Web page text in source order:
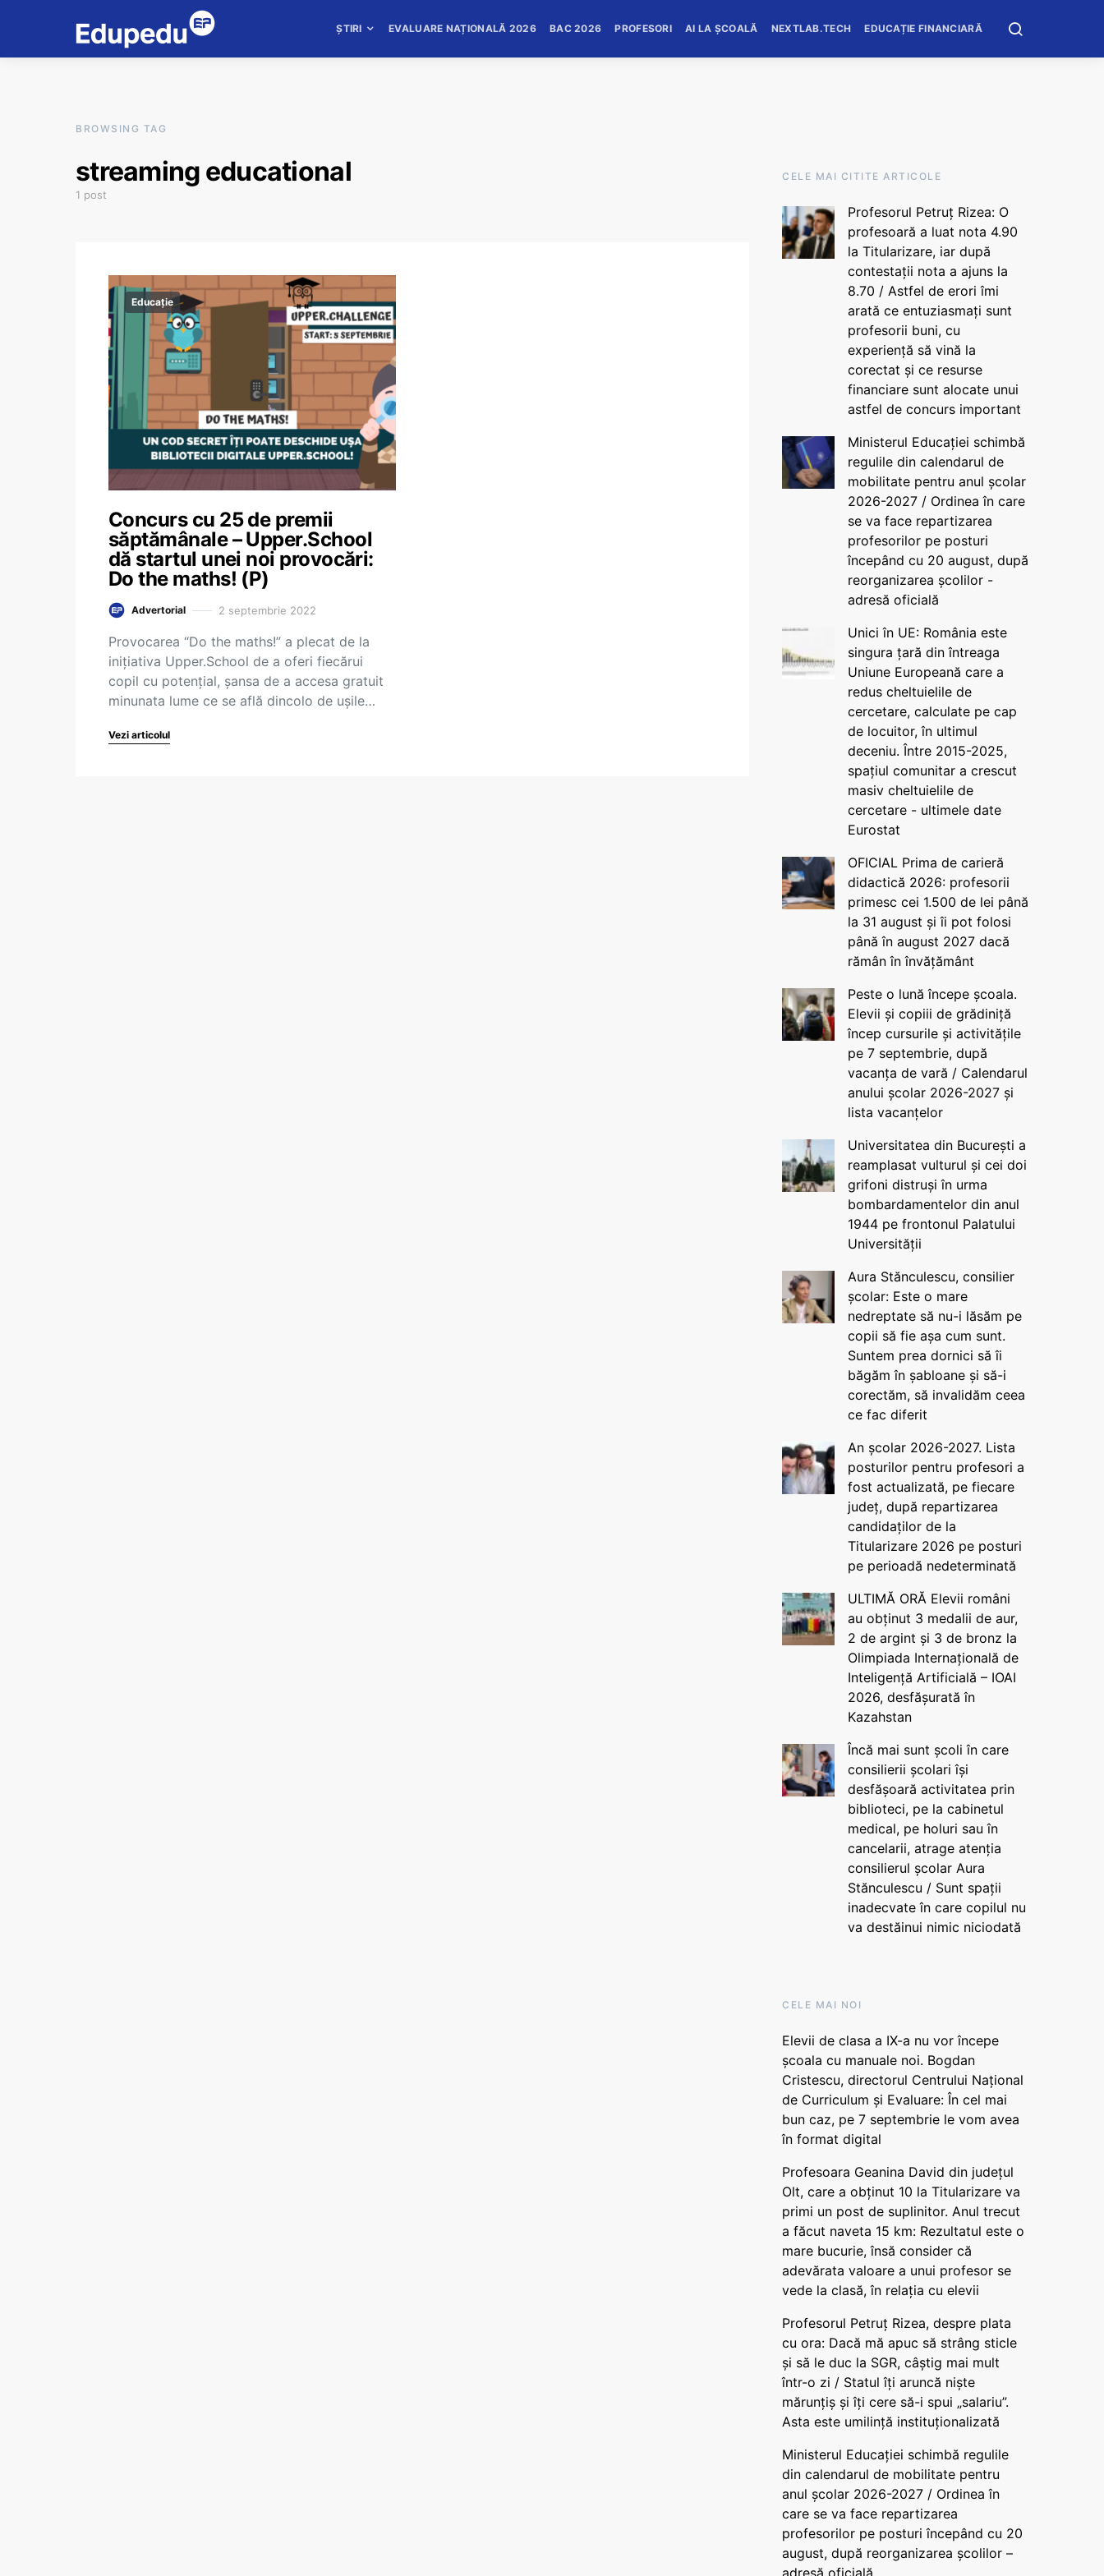
ȘTIRI EVALUARE NAȚIONALĂ 2026 BAC 2026 PROFESORI AI LA ȘCOALĂ NEXTLAB.TECH EDUCAȚIE FINANCIARĂ
BROWSING TAG
streaming educational
1 post
Educație
Concurs cu 25 de premii
săptămânale – Upper.School
dă startul unei noi provocări:
Do the maths! (P)
Advertorial 2 septembrie 2022
Provocarea “Do the maths!” a plecat de la
inițiativa Upper.School de a oferi fiecărui
copil cu potențial, șansa de a accesa gratuit
minunata lume ce se află dincolo de ușile…
Vezi articolul
CELE MAI CITITE ARTICOLE
Profesorul Petruț Rizea: O
profesoară a luat nota 4.90
la Titularizare, iar după
contestații nota a ajuns la
8.70 / Astfel de erori îmi
arată ce entuziasmați sunt
profesorii buni, cu
experiență să vină la
corectat și ce resurse
financiare sunt alocate unui
astfel de concurs important
Ministerul Educației schimbă
regulile din calendarul de
mobilitate pentru anul școlar
2026-2027 / Ordinea în care
se va face repartizarea
profesorilor pe posturi
începând cu 20 august, după
reorganizarea școlilor -
adresă oficială
Unici în UE: România este
singura țară din întreaga
Uniune Europeană care a
redus cheltuielile de
cercetare, calculate pe cap
de locuitor, în ultimul
deceniu. Între 2015-2025,
spațiul comunitar a crescut
masiv cheltuielile de
cercetare - ultimele date
Eurostat
OFICIAL Prima de carieră
didactică 2026: profesorii
primesc cei 1.500 de lei până
la 31 august și îi pot folosi
până în august 2027 dacă
rămân în învățământ
Peste o lună începe școala.
Elevii și copiii de grădiniță
încep cursurile și activitățile
pe 7 septembrie, după
vacanța de vară / Calendarul
anului școlar 2026-2027 și
lista vacanțelor
Universitatea din București a
reamplasat vulturul și cei doi
grifoni distruși în urma
bombardamentelor din anul
1944 pe frontonul Palatului
Universității
Aura Stănculescu, consilier
școlar: Este o mare
nedreptate să nu-i lăsăm pe
copii să fie așa cum sunt.
Suntem prea dornici să îi
băgăm în șabloane și să-i
corectăm, să invalidăm ceea
ce fac diferit
An școlar 2026-2027. Lista
posturilor pentru profesori a
fost actualizată, pe fiecare
județ, după repartizarea
candidaților de la
Titularizare 2026 pe posturi
pe perioadă nedeterminată
ULTIMĂ ORĂ Elevii români
au obținut 3 medalii de aur,
2 de argint și 3 de bronz la
Olimpiada Internațională de
Inteligență Artificială – IOAI
2026, desfășurată în
Kazahstan
Încă mai sunt școli în care
consilierii școlari își
desfășoară activitatea prin
biblioteci, pe la cabinetul
medical, pe holuri sau în
cancelarii, atrage atenția
consilierul școlar Aura
Stănculescu / Sunt spații
inadecvate în care copilul nu
va destăinui nimic niciodată
CELE MAI NOI
Elevii de clasa a IX-a nu vor începe
școala cu manuale noi. Bogdan
Cristescu, directorul Centrului Național
de Curriculum și Evaluare: În cel mai
bun caz, pe 7 septembrie le vom avea
în format digital
Profesoara Geanina David din județul
Olt, care a obținut 10 la Titularizare va
primi un post de suplinitor. Anul trecut
a făcut naveta 15 km: Rezultatul este o
mare bucurie, însă consider că
adevărata valoare a unui profesor se
vede la clasă, în relația cu elevii
Profesorul Petruț Rizea, despre plata
cu ora: Dacă mă apuc să strâng sticle
și să le duc la SGR, câștig mai mult
într-o zi / Statul îți aruncă niște
mărunțiș și îți cere să-i spui „salariu”.
Asta este umilință instituționalizată
Ministerul Educației schimbă regulile
din calendarul de mobilitate pentru
anul școlar 2026-2027 / Ordinea în
care se va face repartizarea
profesorilor pe posturi începând cu 20
august, după reorganizarea școlilor –
adresă oficială